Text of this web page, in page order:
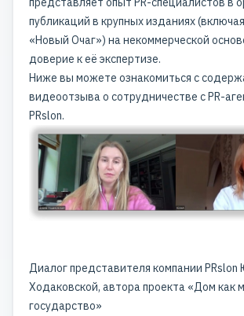
публикаций в крупных изданиях
«Новый Очаг») на некоммерческой
доверие к её экспертизе.
Ниже вы можете ознакомиться с
видеоотзыва о сотрудничестве с PR-
PRslon.
Диалог представителя компании
Ходаковской, автора проекта «Дом как
государство»